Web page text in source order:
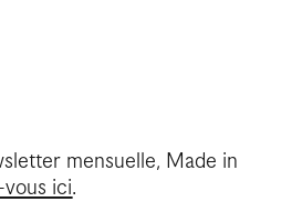
mensuelle, Made in
ici.